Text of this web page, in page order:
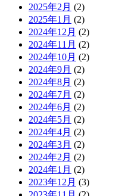
2025年2月 (2)
2025年1月 (2)
2024年12月 (2)
2024年11月 (2)
2024年10月 (2)
2024年9月 (2)
2024年8月 (2)
2024年7月 (2)
2024年6月 (2)
2024年5月 (2)
2024年4月 (2)
2024年3月 (2)
2024年2月 (2)
2024年1月 (2)
2023年12月 (3)